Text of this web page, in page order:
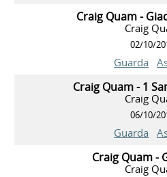
Craig Quam -
Craig
02/10/
Guarda
Craig Quam - 1
Craig
06/10/
Guarda
Craig Quam -
Craig